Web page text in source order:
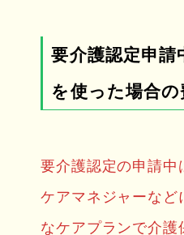
要介護認定申請
を使った場合の
要介護認定の申請中
ケアマネジャーなど
なケアプランで介